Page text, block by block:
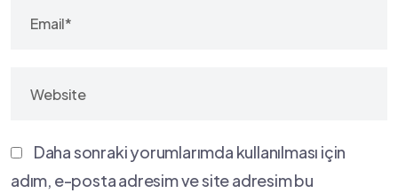
Daha sonraki yorumlarımda kullanılması için
adım, e-posta adresim ve site adresim bu